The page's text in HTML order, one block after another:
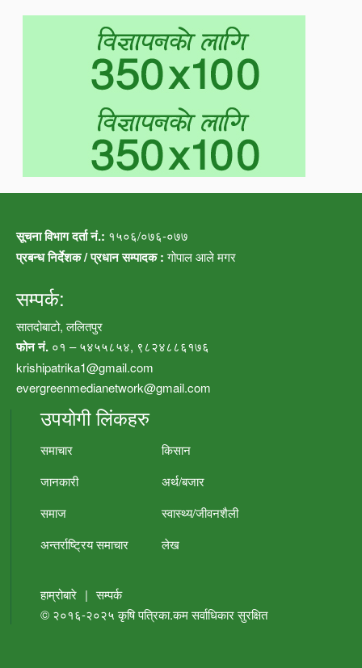
सूचना विभाग दर्ता नं.: १५०६/०७६-०७७
प्रबन्ध निर्देशक / प्रधान सम्पादक :गोपाल आले मगर
सम्पर्क:
सातदोबाटो, ललितपुर
फोन नं. ०१ – ५४५५८५४, ९८२४८८६१७६
krishipatrika1@gmail.com
evergreenmedianetwork@gmail.com
उपयोगी लिंकहरु
समाचार
किसान
जानकारी
अर्थ/बजार
समाज
स्वास्थ्य/जीवनशैली
अन्तर्राष्ट्रिय समाचार
लेख
हाम्रोबारे | सम्पर्क
© २०१६-२०२५कृषि पत्रिका.कमसर्वाधिकार सुरक्षित